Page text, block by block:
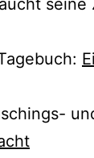
sei­ne